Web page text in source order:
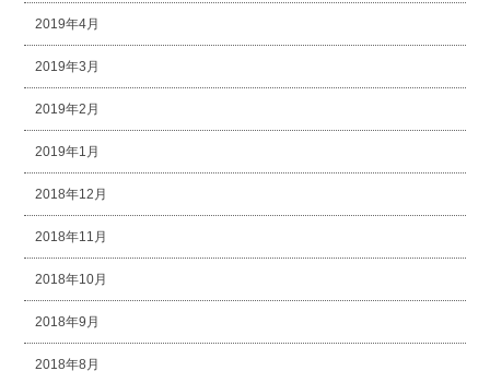
2019年4月
2019年3月
2019年2月
2019年1月
2018年12月
2018年11月
2018年10月
2018年9月
2018年8月